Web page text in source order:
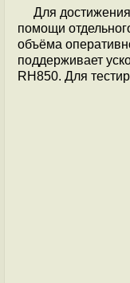
Для
помощи
объёма
поддерживает
RH850. Для